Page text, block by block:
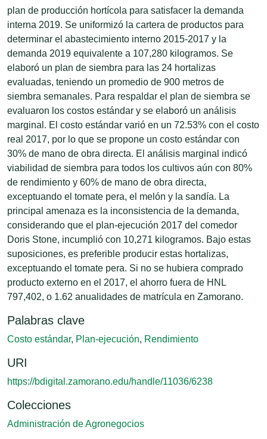
plan de producción hortícola para satisfacer la demanda
interna 2019. Se uniformizó la cartera de productos para
determinar el abastecimiento interno 2015-2017 y la
demanda 2019 equivalente a 107,280 kilogramos. Se
elaboró un plan de siembra para las 24 hortalizas
evaluadas, teniendo un promedio de 900 metros de
siembra semanales. Para respaldar el plan de siembra se
evaluaron los costos estándar y se elaboró un análisis
marginal. El costo estándar varió en un 72.53% con el costo
real 2017, por lo que se propone un costo estándar con
30% de mano de obra directa. El análisis marginal indicó
viabilidad de siembra para todos los cultivos aún con 80%
de rendimiento y 60% de mano de obra directa,
exceptuando el tomate pera, el melón y la sandía. La
principal amenaza es la inconsistencia de la demanda,
considerando que el plan-ejecución 2017 del comedor
Doris Stone, incumplió con 10,271 kilogramos. Bajo estas
suposiciones, es preferible producir estas hortalizas,
exceptuando el tomate pera. Si no se hubiera comprado
producto externo en el 2017, el ahorro fuera de HNL
797,402, o 1.62 anualidades de matrícula en Zamorano.
Palabras clave
Costo estándar, Plan-ejecución, Rendimiento
URI
https://bdigital.zamorano.edu/handle/11036/6238
Colecciones
Administración de Agronegocios